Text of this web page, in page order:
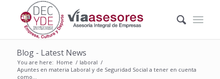
Blog - Latest News
You are here: Home / laboral /
Apuntes en materia Laboral y de Seguridad Social a tener en cuenta
como...